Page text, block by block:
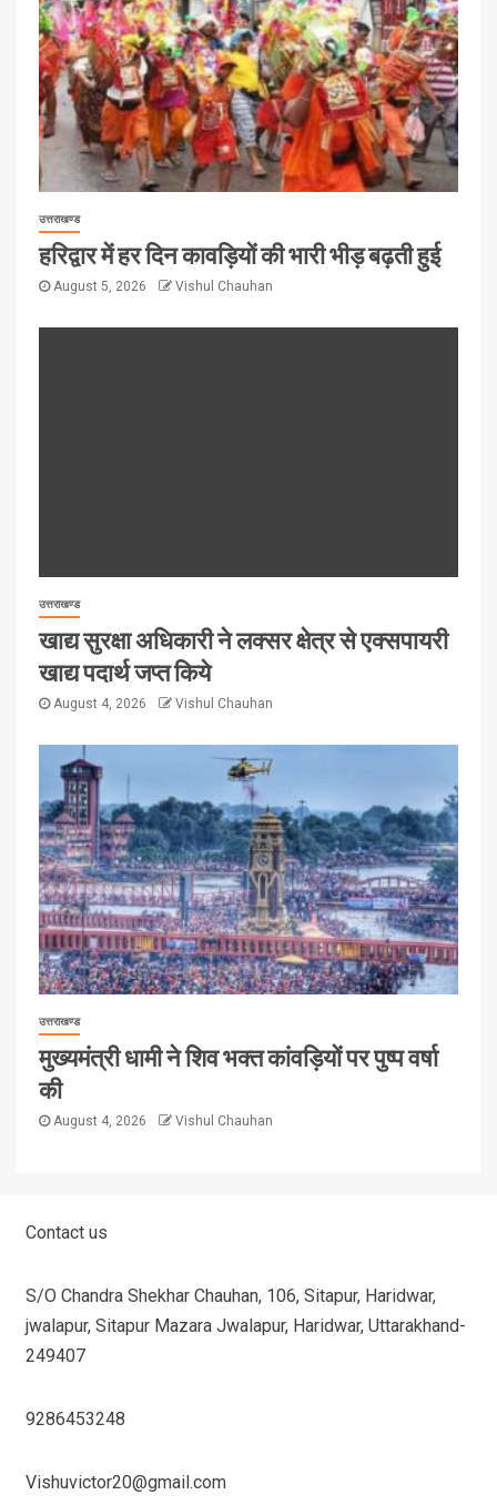
उत्तराखण्ड
हरिद्वार में हर दिन कावड़ियों की भारी भीड़ बढ़ती हुई
August 5, 2026 Vishul Chauhan
उत्तराखण्ड
खाद्य सुरक्षा अधिकारी ने लक्सर क्षेत्र से एक्सपायरी
खाद्य पदार्थ जप्त किये
August 4, 2026 Vishul Chauhan
उत्तराखण्ड
मुख्यमंत्री धामी ने शिव भक्त कांवड़ियों पर पुष्प वर्षा
की
August 4, 2026 Vishul Chauhan
Contact us
S/O Chandra Shekhar Chauhan, 106, Sitapur, Haridwar,
jwalapur, Sitapur Mazara Jwalapur, Haridwar, Uttarakhand-
249407
9286453248
Vishuvictor20@gmail.com